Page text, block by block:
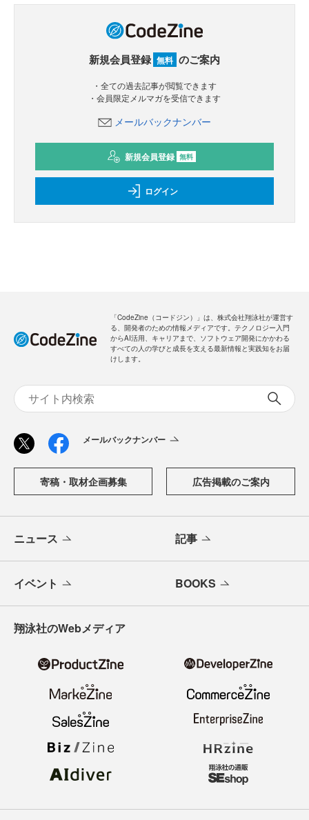
新規会員登録 無料 のご案内
・全ての過去記事が閲覧できます
・会員限定メルマガを受信できます
メールバックナンバー
新規会員登録 無料
ログイン
「CodeZine（コードジン）」は、株式会社翔泳社が運営す
る、開発者のための情報メディアです。テクノロジー入門
からAI活用、キャリアまで、ソフトウェア開発にかかわる
すべての人の学びと成長を支える最新情報と実践知をお届
けします。
メールバックナンバー
寄稿・取材企画募集 広告掲載のご案内
ニュース 記事
イベント BOOKS
翔泳社のWebメディア